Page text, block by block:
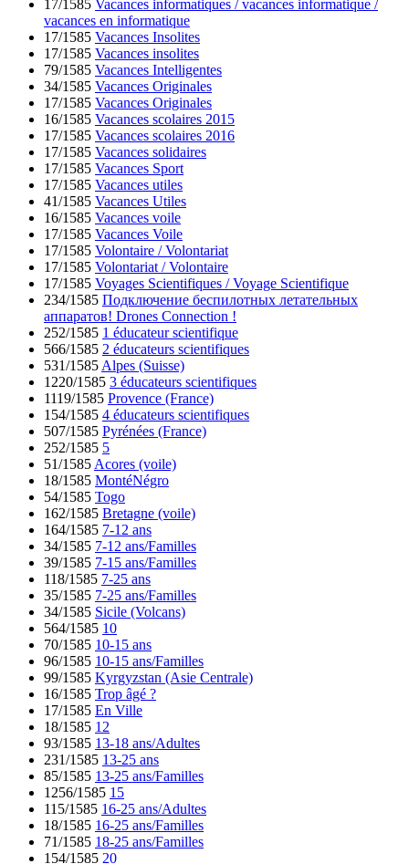
17/1585 Vacances informatiques / vacances informatique /
vacances en informatique
17/1585 Vacances Insolites
17/1585 Vacances insolites
79/1585 Vacances Intelligentes
34/1585 Vacances Originales
17/1585 Vacances Originales
16/1585 Vacances scolaires 2015
17/1585 Vacances scolaires 2016
17/1585 Vacances solidaires
17/1585 Vacances Sport
17/1585 Vacances utiles
41/1585 Vacances Utiles
16/1585 Vacances voile
17/1585 Vacances Voile
17/1585 Volontaire / Volontariat
17/1585 Volontariat / Volontaire
17/1585 Voyages Scientifiques / Voyage Scientifique
234/1585 Подключение беспилотных летательных
аппаратов! Drones Connection !
252/1585 1 éducateur scientifique
566/1585 2 éducateurs scientifiques
531/1585 Alpes (Suisse)
1220/1585 3 éducateurs scientifiques
1119/1585 Provence (France)
154/1585 4 éducateurs scientifiques
507/1585 Pyrénées (France)
252/1585 5
51/1585 Acores (voile)
18/1585 MontéNégro
54/1585 Togo
162/1585 Bretagne (voile)
164/1585 7-12 ans
34/1585 7-12 ans/Familles
39/1585 7-15 ans/Familles
118/1585 7-25 ans
35/1585 7-25 ans/Familles
34/1585 Sicile (Volcans)
564/1585 10
70/1585 10-15 ans
96/1585 10-15 ans/Familles
99/1585 Kyrgyzstan (Asie Centrale)
16/1585 Trop âgé ?
17/1585 En Ville
18/1585 12
93/1585 13-18 ans/Adultes
231/1585 13-25 ans
85/1585 13-25 ans/Familles
1256/1585 15
115/1585 16-25 ans/Adultes
18/1585 16-25 ans/Familles
71/1585 18-25 ans/Familles
154/1585 20